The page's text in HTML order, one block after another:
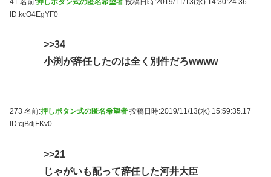
41 名前:押しボタン式の匿名希望者 投稿日時:2019/11/13(水) 14:30:24.36
ID:kcO4EgYF0
>>34
小渕が辞任したのは全く別件だろwwww
273 名前:押しボタン式の匿名希望者 投稿日時:2019/11/13(水) 15:59:35.17
ID:cjBdjFKv0
>>21
じゃがいも配って辞任した河井大臣